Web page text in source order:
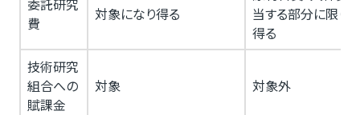
委託研究
費
対象になり得る
当する部分に限り
得る
技術研究
組合への
賦課金
対象 対象外